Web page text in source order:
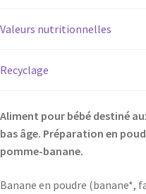
Valeurs nutritionnelles
Recyclage
Aliment pour bébé destiné
bas âge. Préparation en
pomme-banane.
Banane en poudre (banane*,